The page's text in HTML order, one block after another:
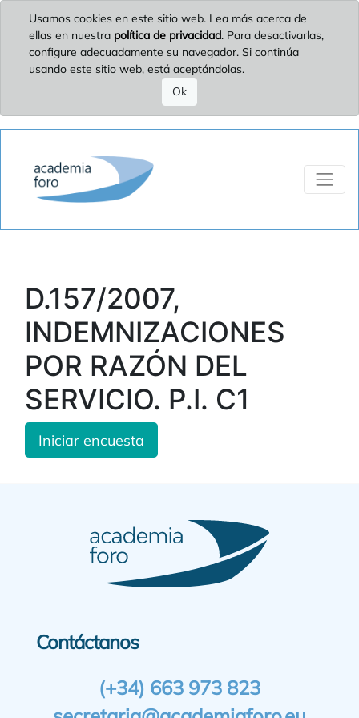
Usamos cookies en este sitio web. Lea más acerca de
ellas en nuestra política de privacidad. Para desactivarlas,
configure adecuadamente su navegador. Si continúa
usando este sitio web, está aceptándolas.
Ok
D.157/2007,
INDEMNIZACIONES
POR RAZÓN DEL
SERVICIO. P.I. C1
Iniciar encuesta
Contáctanos
(+34) 663 973 823